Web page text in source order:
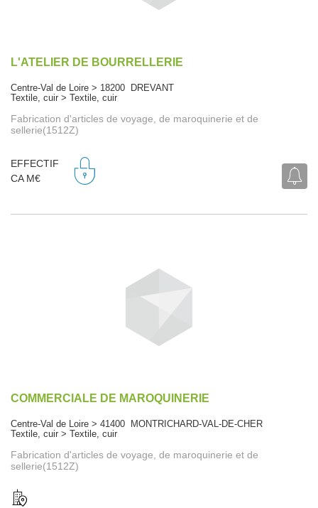
L'ATELIER DE BOURRELLERIE
Centre-Val de Loire > 18200 DREVANT
Textile, cuir > Textile, cuir
Fabrication d'articles de voyage, de maroquinerie et de
sellerie(1512Z)
EFFECTIF
CA M€
COMMERCIALE DE MAROQUINERIE
Centre-Val de Loire > 41400 MONTRICHARD-VAL-DE-CHER
Textile, cuir > Textile, cuir
Fabrication d'articles de voyage, de maroquinerie et de
sellerie(1512Z)